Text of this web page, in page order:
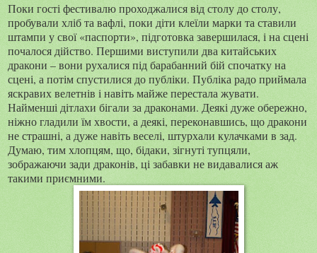
Поки гості фестивалю проходжалися від столу до столу,
пробували хліб та вафлі, поки діти клеїли марки та ставили
штампи у свої «паспорти», підготовка завершилася, і на сцені
почалося дійство. Першими виступили два китайських
дракони – вони рухалися під барабанний бій спочатку на
сцені, а потім спустилися до публіки. Публіка радо приймала
яскравих велетнів і навіть майже перестала жувати.
Найменші дітлахи бігали за драконами. Деякі дуже обережно,
ніжно гладили їм хвости, а деякі, переконавшись, що дракони
не страшні, а дуже навіть веселі, штурхали кулачками в зад.
Думаю, тим хлопцям, що, бідаки, зігнуті тупцяли,
зображаючи зади драконів, ці забавки не видавалися аж
такими приємними.